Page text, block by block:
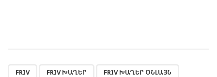
FRIV FRIV ԽԱՂԵՐ FRIV ԽԱՂԵՐ ՕՆԼԱՅՆ